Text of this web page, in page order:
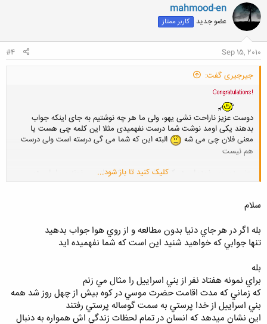
mahmood-en
عضو جدید کاربر ممتاز
Sep 15, 2010
#4
جیرجیری گفت:
دوست عزیز ناراحت نشی یهو، ولی ما هر چه نوشتیم به جای اینکه جواب
بدهند یکی اومد نوشت شما درست نفهمیدی مثلا این کلمه چی هست یا
معنی فلان چی می شه
البته این که شما می گی درسته است ولی درست
هم نیست
یعنی دور وبر خودمان هر کسی را می بینیم که نماز می خونه مسلمان هم
بدهد
کلیک کنید تا باز شود...
سلام
بله اگر در هر جاي دنيا بدون مطالعه و از روي هوا جواب بدهيد
تنها جوابي كه خواهيد شنيد اين است كه شما نفهميده ايد
بله
براي نمونه هفتاد نفر از بني اسراييل را مثال مي زنم
كه زماني كه مدت اقامت حضرت موسي در كوه بيش از چهل روز شد همه
بني اسراييل از خدا پرستي به سمت گوساله پرستي رفتند
اين نشان ميدهد كه انسان در تمام لحظات زندگي اش همواره به دنبال